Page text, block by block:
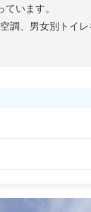
います。
調、男女別トイ
線・都営浅草線